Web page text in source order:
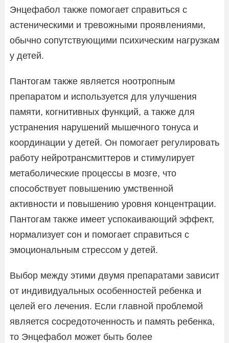
Энцефабол также помогает справиться с
астеническими и тревожными проявлениями,
обычно сопутствующими психическим нагрузкам
у детей.
Пантогам также является ноотропным
препаратом и используется для улучшения
памяти, когнитивных функций, а также для
устранения нарушений мышечного тонуса и
координации у детей. Он помогает регулировать
работу нейротрансмиттеров и стимулирует
метаболические процессы в мозге, что
способствует повышению умственной
активности и повышению уровня концентрации.
Пантогам также имеет успокаивающий эффект,
нормализует сон и помогает справиться с
эмоциональным стрессом у детей.
Выбор между этими двумя препаратами зависит
от индивидуальных особенностей ребенка и
целей его лечения. Если главной проблемой
является сосредоточенность и память ребенка,
то Энцефабол может быть более